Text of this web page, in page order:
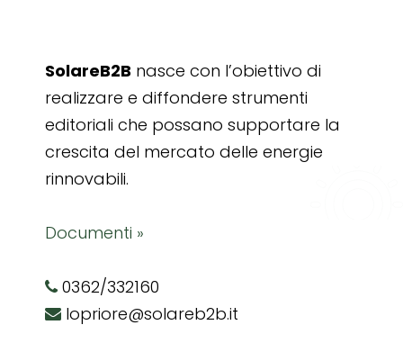
SolareB2B nasce con l’obiettivo di
realizzare e diffondere strumenti
editoriali che possano supportare la
crescita del mercato delle energie
rinnovabili.
Documenti »
0362/332160
lopriore@solareb2b.it